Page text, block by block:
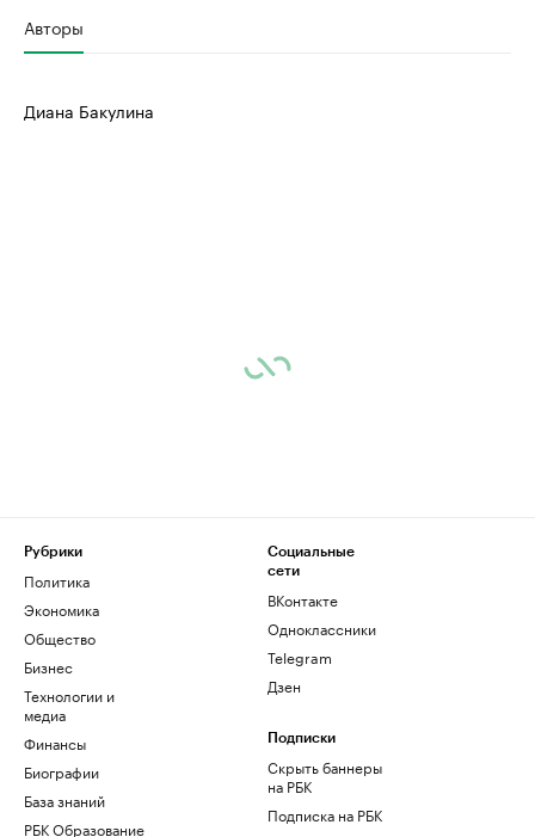
Авторы
Диана Бакулина
Рубрики
Политика
Экономика
Общество
Бизнес
Технологии и
медиа
Финансы
Биографии
База знаний
РБК Образование
Социальные
сети
ВКонтакте
Одноклассники
Telegram
Дзен
Подписки
Скрыть баннеры
на РБК
Подписка на РБК